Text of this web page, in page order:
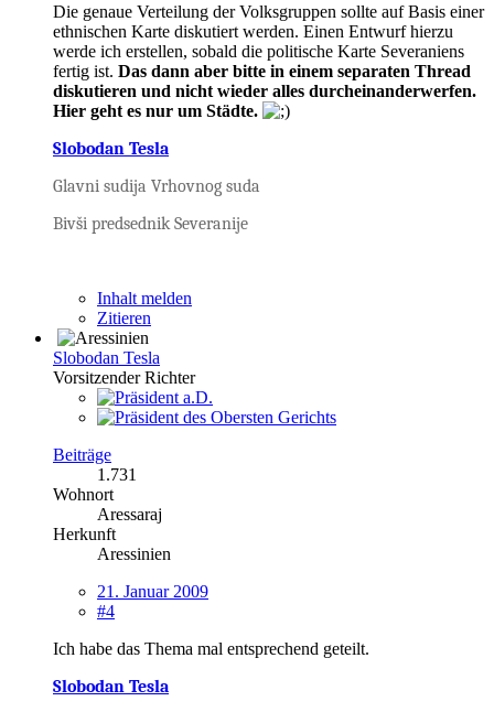
Die genaue Verteilung der Volksgruppen sollte auf Basis einer
ethnischen Karte diskutiert werden. Einen Entwurf hierzu
werde ich erstellen, sobald die politische Karte Severaniens
fertig ist. Das dann aber bitte in einem separaten Thread
diskutieren und nicht wieder alles durcheinanderwerfen.
Hier geht es nur um Städte.
Slobodan Tesla
Glavni sudija Vrhovnog suda
Bivši predsednik Severanije
Inhalt melden
Zitieren
Slobodan Tesla
Vorsitzender Richter
Beiträge
1.731
Wohnort
Aressaraj
Herkunft
Aressinien
21. Januar 2009
#4
Ich habe das Thema mal entsprechend geteilt.
Slobodan Tesla